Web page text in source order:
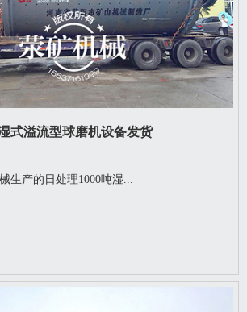
式溢流型球磨机设备发货
生产的日处理1000吨湿...